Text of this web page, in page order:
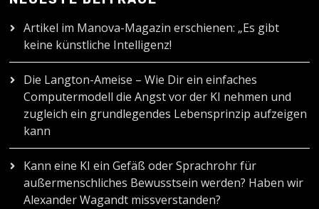
Artikel im Manova-Magazin erschienen: „Es gibt
keine künstliche Intelligenz!
Die Langton-Ameise – Wie Dir ein einfaches
Computermodell die Angst vor der KI nehmen und
zugleich ein grundlegendes Lebensprinzip aufzeigen
kann
Kann eine KI ein Gefäß oder Sprachrohr für
außermenschliches Bewusstsein werden? Haben wir
Alexander Wagandt missverstanden?